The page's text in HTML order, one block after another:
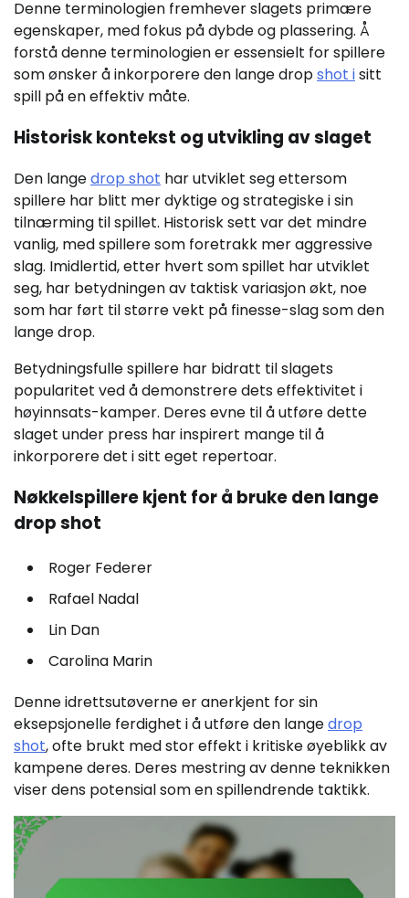
Denne terminologien fremhever slagets primære
egenskaper, med fokus på dybde og plassering. Å
forstå denne terminologien er essensielt for spillere
som ønsker å inkorporere den lange dropshot isitt
spill på en effektiv måte.
Historisk kontekst og utvikling av slaget
Den langedrop shot har utviklet seg ettersom
spillere har blitt mer dyktige og strategiske i sin
tilnærming til spillet. Historisk sett var det mindre
vanlig, med spillere som foretrakk mer aggressive
slag. Imidlertid, etter hvert som spillet har utviklet
seg, har betydningen av taktisk variasjon økt, noe
som har ført til større vekt på finesse-slag som den
lange drop.
Betydningsfulle spillere har bidratt til slagets
popularitet ved å demonstrere dets effektivitet i
høyinnsats-kamper. Deres evne til å utføre dette
slaget under press har inspirert mange til å
inkorporere det i sitt eget repertoar.
Nøkkelspillere kjent for å bruke den lange
drop shot
Roger Federer
Rafael Nadal
Lin Dan
Carolina Marin
Denne idrettsutøverne er anerkjent for sin
eksepsjonelle ferdighet i å utføre den langedrop
shot, ofte brukt med stor effekt i kritiske øyeblikk av
kampene deres. Deres mestring av denne teknikken
viser dens potensial som en spillendrende taktikk.